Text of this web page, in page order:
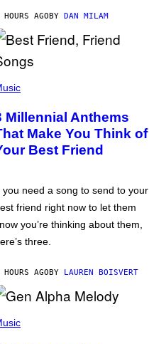
AGOBY DAN MILAM
Millennial Anthems
Make You Think of
Best Friend
you need a song to send to your
friend right now to let them
you’re thinking about them,
three.
AGOBY LAUREN BOISVERT